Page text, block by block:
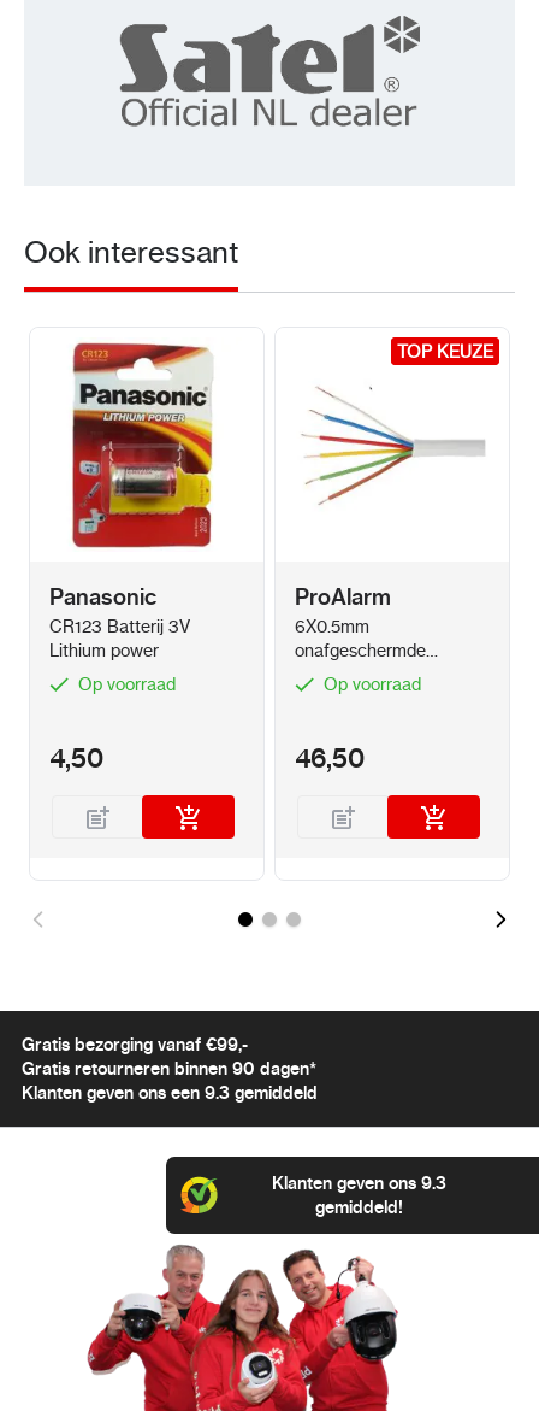
Ook interessant
Panasonic
CR123 Batterij 3V
Lithium power
Op voorraad
4,50
TOP KEUZE
TOP KEUZE
ProAlarm
6X0.5mm
onafgeschermde
alarmkabel met
massieve kern (100
Op voorraad
46,50
Gratis bezorging vanaf €99,-
Gratis retourneren binnen 90 dagen*
Klanten geven ons een 9.3 gemiddeld
Klanten geven ons 9.3
gemiddeld!